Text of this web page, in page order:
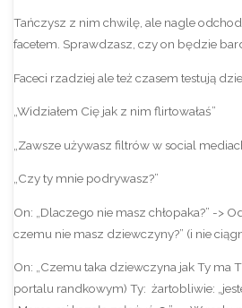
Tańczysz z nim chwilę, ale nagle
facetem. Sprawdzasz, czy on będzie
Faceci rzadziej ale też czasem testują
„Widziałem Cię jak z nim flirtowałaś”
„Zawsze używasz filtrów w social
„Czy ty mnie podrywasz?”
On: „Dlaczego nie masz chłopaka?” ->
czemu nie masz dziewczyny?” (i nie
On: „Czemu taka dziewczyna jak Ty ma
portalu randkowym) Ty: żartobliwie: